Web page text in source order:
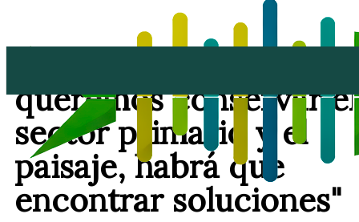
queremos conservar el
sector primario y el
paisaje, habrá que
encontrar soluciones"